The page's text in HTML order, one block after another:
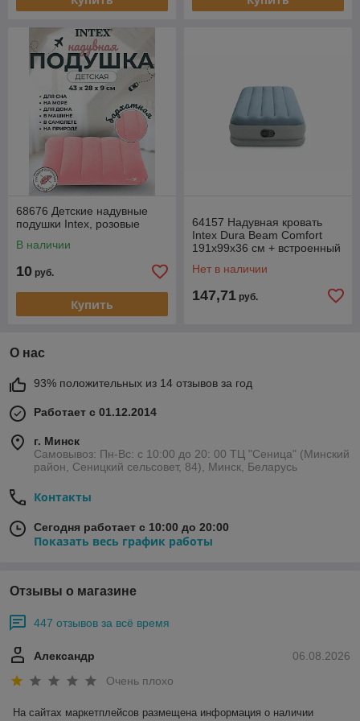
68676 Детские надувные
подушки Intex, розовые
В наличии
10 руб.
Купить
64157 Надувная кровать
Intex Dura Beam Comfort
191х99х36 см + встроенный
Нет в наличии
147,71 руб.
О нас
93% положительных из 14 отзывов за год
Работает с 01.12.2014
г. Минск
Самовывоз: Пн-Вс: с 10:00 до 20: 00 ТЦ "Сеница" (Минский
район, Сеницкий сельсовет, 84), Минск, Беларусь
Контакты
Сегодня работает с 10:00 до 20:00
Показать весь график работы
Отзывы о магазине
447 отзывов за всё время
06.08.2026
Александр
Очень плохо
На сайтах маркетплейсов размещена информация о наличии